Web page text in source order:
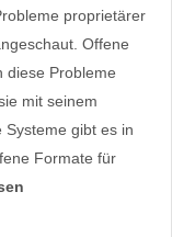
proprietärer
Offene
diese Probleme
mit seinem
gibt es in
Formate für